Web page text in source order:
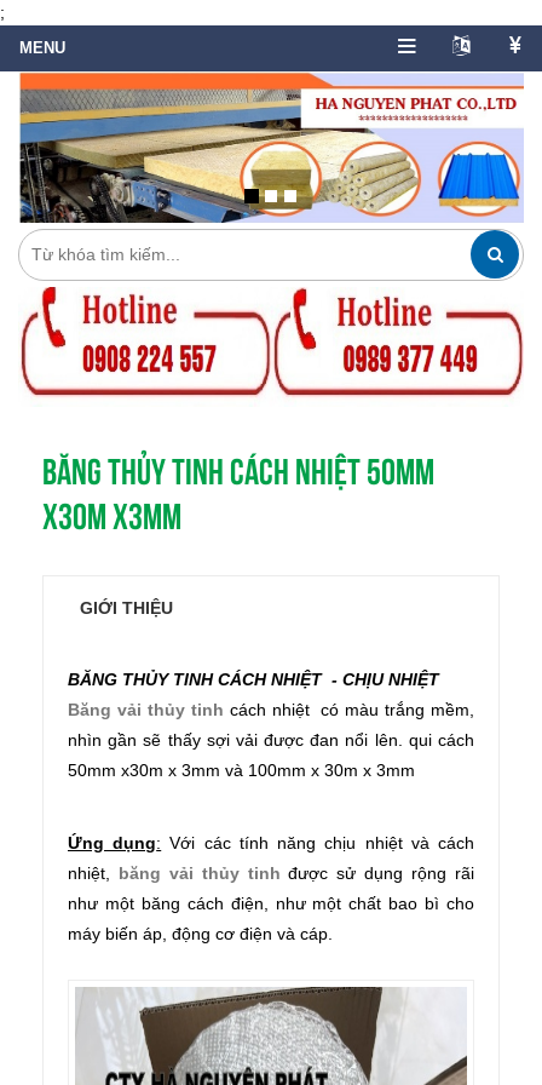
;
BĂNG THỦY TINH CÁCH NHIỆT 50MM
X30M X3MM
GIỚI THIỆU
BĂNG THỦY TINH CÁCH NHIỆT - CHỊU NHIỆT
Băng vải thủy tinh cách nhiệt có màu trắng mềm,
nhìn gần sẽ thấy sợi vải được đan nổi lên. qui cách
50mm x30m x 3mm và 100mm x 30m x 3mm
Ứng dụng: Với các tính năng chịu nhiệt và cách
nhiệt, băng vải thủy tinh được sử dụng rộng rãi
như một băng cách điện, như một chất bao bì cho
máy biến áp, động cơ điện và cáp.